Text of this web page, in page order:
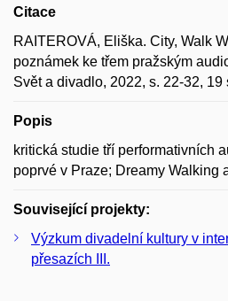
Citace
RAITEROVÁ, Eliška. City, Walk
poznámek ke třem pražským
Svět a divadlo, 2022, s. 22-32, 19
Popis
kritická studie tří performativních
poprvé v Praze; Dreamy Walking
Související projekty:
Výzkum divadelní kultury v
přesazích III.